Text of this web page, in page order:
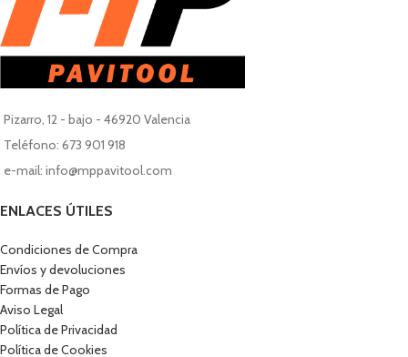
Pizarro, 12 - bajo - 46920 Valencia
Teléfono: 673 901 918
e-mail: info@mppavitool.com
ENLACES ÚTILES
Condiciones de Compra
Envíos y devoluciones
Formas de Pago
Aviso Legal
Política de Privacidad
Política de Cookies